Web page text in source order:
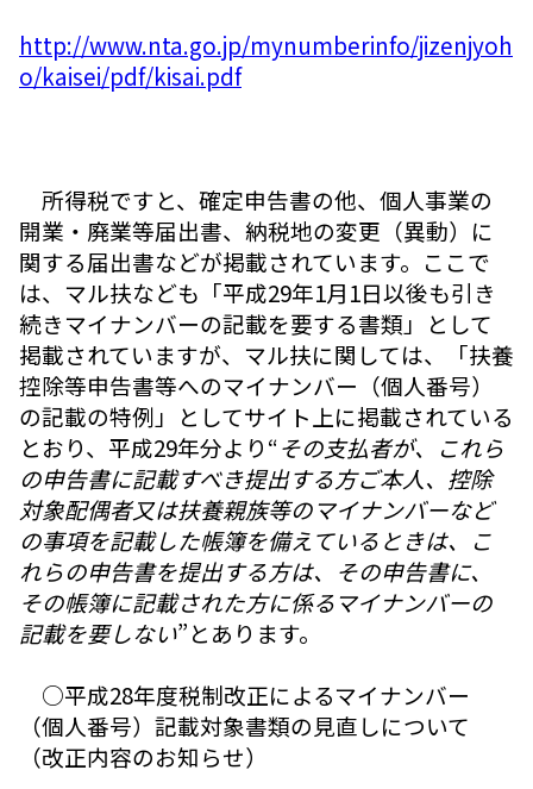
http://www.nta.go.jp/mynumberinfo/jizenjyoh
o/kaisei/pdf/kisai.pdf
所得税ですと、確定申告書の他、個人事業の
開業・廃業等届出書、納税地の変更（異動）に
関する届出書などが掲載されています。ここで
は、マル扶なども「平成29年1月1日以後も引き
続きマイナンバーの記載を要する書類」として
掲載されていますが、マル扶に関しては、「扶養
控除等申告書等へのマイナンバー（個人番号）
の記載の特例」としてサイト上に掲載されている
とおり、平成29年分より“その支払者が、これら
の申告書に記載すべき提出する方ご本人、控除
対象配偶者又は扶養親族等のマイナンバーなど
の事項を記載した帳簿を備えているときは、こ
れらの申告書を提出する方は、その申告書に、
その帳簿に記載された方に係るマイナンバーの
記載を要しない”とあります。
○平成28年度税制改正によるマイナンバー
（個人番号）記載対象書類の見直しについて
（改正内容のお知らせ）